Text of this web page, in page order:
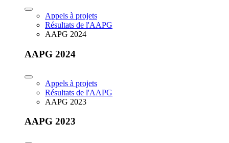
Appels à projets
Résultats de l'AAPG
AAPG 2024
AAPG 2024
Appels à projets
Résultats de l'AAPG
AAPG 2023
AAPG 2023